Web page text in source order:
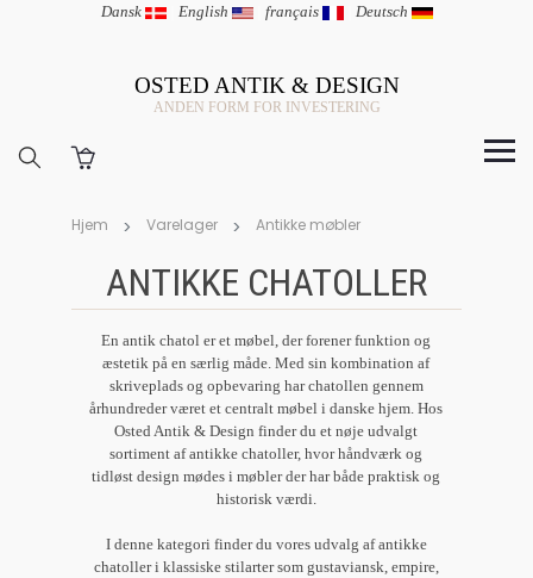
Dansk | English | français | Deutsch
OSTED ANTIK & DESIGN
ANDEN FORM FOR INVESTERING
Hjem Varelager Antikke møbler
ANTIKKE CHATOLLER
En antik chatol er et møbel, der forener funktion og
æstetik på en særlig måde. Med sin kombination af
skriveplads og opbevaring har chatollen gennem
århundreder været et centralt møbel i danske hjem. Hos
Osted Antik & Design finder du et nøje udvalgt
sortiment af antikke chatoller, hvor håndværk og
tidløst design mødes i møbler der har både praktisk og
historisk værdi.
I denne kategori finder du vores udvalg af antikke
chatoller i klassiske stilarter som gustaviansk, empire,